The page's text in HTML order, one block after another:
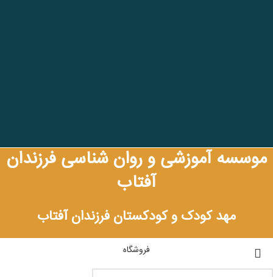
موسسه آموزشی و روان شناسی فرزندان
آفتاب
مهد کودک و کودکستان فرزندان آفتاب
فروشگاه